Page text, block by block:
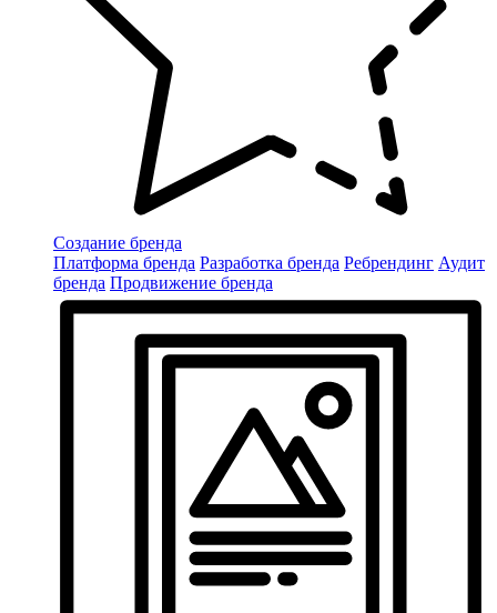
Создание бренда
Платформа бренда Разработка бренда Ребрендинг Аудит
бренда Продвижение бренда